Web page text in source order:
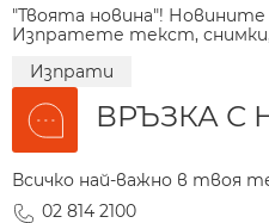
"Твоята новина"!
Изпратете текст,
Изпрати
ВРЪЗКА С
Всичко най-важно в твоя
02 814 2100